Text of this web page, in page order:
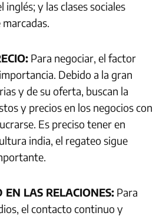
y las clases sociales
Para negociar, el factor
Debido a la gran
y de su oferta, buscan la
y precios en los negocios con
Es preciso tener en
india, el regateo sigue
LAS RELACIONES: Para
el contacto continuo y